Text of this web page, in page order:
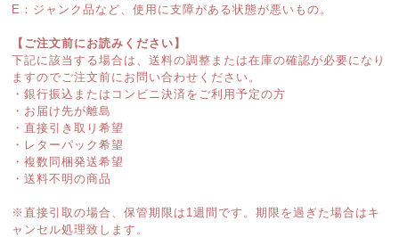
E：ジャンク品など、使用に支障がある状態が悪いもの。
【ご注文前にお読みください】
下記に該当する場合は、送料の調整または在庫の確認が必要になり
ますのでご注文前にお問い合わせください。
・銀行振込またはコンビニ決済をご利用予定の方
・お届け先が離島
・直接引き取り希望
・レターパック希望
・複数同梱発送希望
・送料不明の商品
※直接引取の場合、保管期限は1週間です。期限を過ぎた場合はキ
ャンセル処理致します。